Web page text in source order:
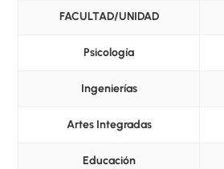
FACULTAD/UNIDAD
Psicología
Ingenierías
Artes Integradas
Educación